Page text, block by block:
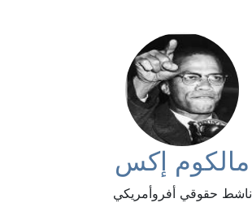
مالكوم إكس
ناشط حقوقي أفروأمريكي